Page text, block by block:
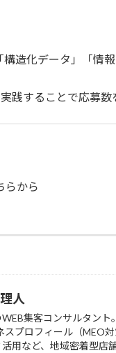
造化データ」「情
践することで応募数
らから
人
集客コンサルタント。
スプロフィール（MEO
用など、地域密着型店